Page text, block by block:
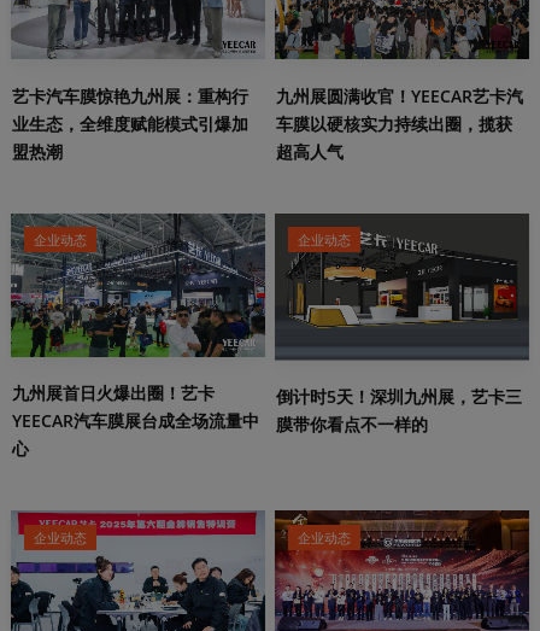
艺卡汽车膜惊艳九州展：重构行
业生态，全维度赋能模式引爆加
盟热潮
九州展圆满收官！YEECAR艺卡汽
车膜以硬核实力持续出圈，揽获
超高人气
企业动态
九州展首日火爆出圈！艺卡
YEECAR汽车膜展台成全场流量中
心
企业动态
倒计时5天！深圳九州展，艺卡三
膜带你看点不一样的
企业动态 企业动态